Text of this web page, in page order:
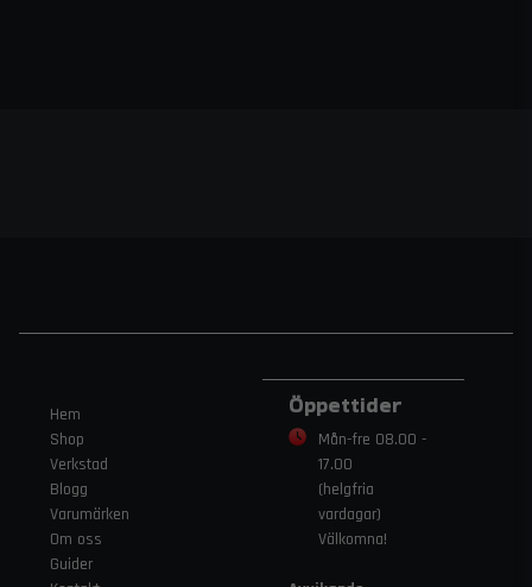
Hem
Shop
Verkstad
Blogg
Varumärken
Om oss
Guider
Öppettider
Mån-fre 08.00 -
17.00
(helgfria
vardagar)
Välkomna!